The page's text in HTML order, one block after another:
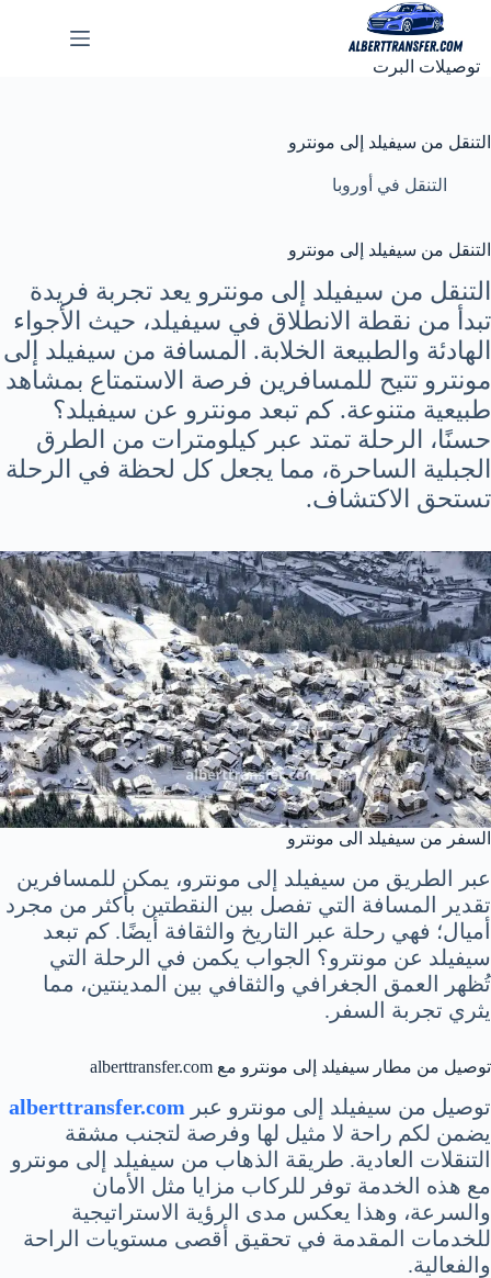
المحتوى
توصيلات البرت
التنقل من سيفيلد إلى مونترو
التنقل في أوروبا
التنقل من سيفيلد إلى مونترو
التنقل من سيفيلد إلى مونترو يعد تجربة فريدة
تبدأ من نقطة الانطلاق في سيفيلد، حيث الأجواء
الهادئة والطبيعة الخلابة. المسافة من سيفيلد إلى
مونترو تتيح للمسافرين فرصة الاستمتاع بمشاهد
طبيعية متنوعة. كم تبعد مونترو عن سيفيلد؟
حسنًا، الرحلة تمتد عبر كيلومترات من الطرق
الجبلية الساحرة، مما يجعل كل لحظة في الرحلة
تستحق الاكتشاف.
السفر من سيفيلد الى مونترو
عبر الطريق من سيفيلد إلى مونترو، يمكن للمسافرين
تقدير المسافة التي تفصل بين النقطتين بأكثر من مجرد
أميال؛ فهي رحلة عبر التاريخ والثقافة أيضًا. كم تبعد
سيفيلد عن مونترو؟ الجواب يكمن في الرحلة التي
تُظهر العمق الجغرافي والثقافي بين المدينتين، مما
يثري تجربة السفر.
توصيل من مطار سيفيلد إلى مونترو مع alberttransfer.com
توصيل من سيفيلد إلى مونترو عبر alberttransfer.com
يضمن لكم راحة لا مثيل لها وفرصة لتجنب مشقة
التنقلات العادية. طريقة الذهاب من سيفيلد إلى مونترو
مع هذه الخدمة توفر للركاب مزايا مثل الأمان
والسرعة، وهذا يعكس مدى الرؤية الاستراتيجية
للخدمات المقدمة في تحقيق أقصى مستويات الراحة
والفعالية.